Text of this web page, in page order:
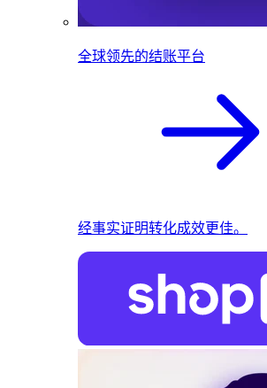
全球领先的结账平台
经事实证明转化成效更佳。